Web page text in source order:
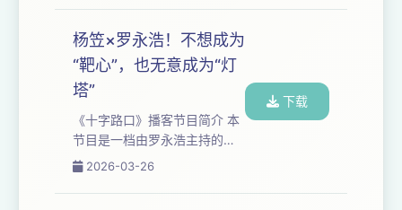
恐怖片后的惊魂夜尿，到在朋
友电影首映式上的烂片...
的⼈物展开对话，聚焦于科技
与⼈⽂领域，讲述个体命运故
事，探讨时代发展趋势。 本期
嘉宾：崔健 在出道四十周年的
巡演时刻，崔健并没有跟“怀旧”
相关的任何念头，对回顾近半
个世纪的成就和荣光也毫无兴
要，但是这个音乐会真是一个
好音乐会，不看是你们的遗
杨笠×罗永浩！不想成为
“靶心”，也无意成为“灯
塔”
《十字路口》播客节目简介 本
节⽬是⼀档由罗永浩主持的深
度播客类节⽬，每集长达三到
的⼈物展开对话，聚焦于科技
2026-03-26
下载